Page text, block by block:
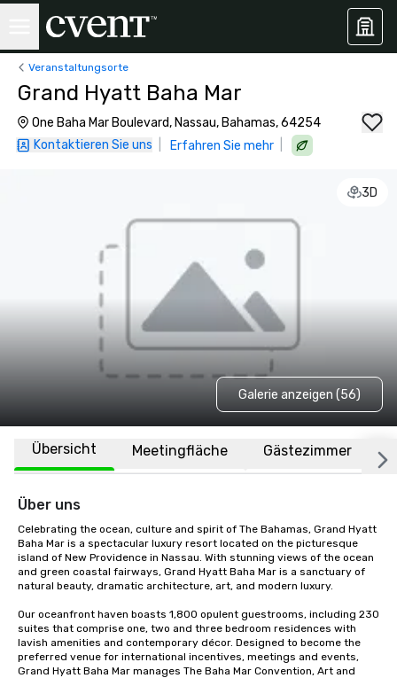
Veranstaltungsorte
Grand Hyatt Baha Mar
One Baha Mar Boulevard, Nassau, Bahamas, 64254
Kontaktieren Sie uns
Erfahren Sie mehr
3D
Galerie anzeigen (56)
Übersicht Meetingfläche Gästezimmer
Über uns
Celebrating the ocean, culture and spirit of The Bahamas, Grand Hyatt
Baha Mar is a spectacular luxury resort located on the picturesque
island of New Providence in Nassau. With stunning views of the ocean
and green coastal fairways, Grand Hyatt Baha Mar is a sanctuary of
natural beauty, dramatic architecture, art, and modern luxury.
Our oceanfront haven boasts 1,800 opulent guestrooms, including 230
suites that comprise one, two and three bedroom residences with
lavish amenities and contemporary décor. Designed to become the
preferred venue for international incentives, meetings and events,
Grand Hyatt Baha Mar manages The Baha Mar Convention, Art and